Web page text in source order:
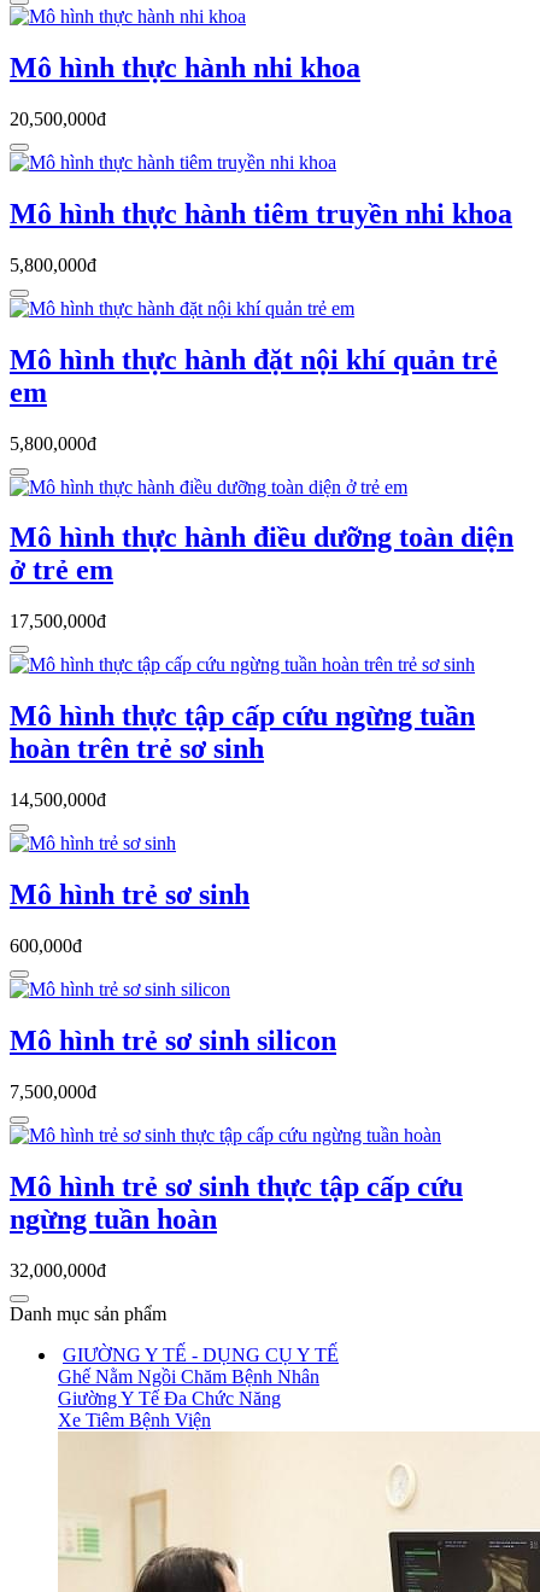
Mô hình thực hành nhi khoa
20,500,000đ
Mô hình thực hành tiêm truyền nhi khoa
5,800,000đ
Mô hình thực hành đặt nội khí quản trẻ
em
5,800,000đ
Mô hình thực hành điều dưỡng toàn diện
ở trẻ em
17,500,000đ
Mô hình thực tập cấp cứu ngừng tuần
hoàn trên trẻ sơ sinh
14,500,000đ
Mô hình trẻ sơ sinh
600,000đ
Mô hình trẻ sơ sinh silicon
7,500,000đ
Mô hình trẻ sơ sinh thực tập cấp cứu
ngừng tuần hoàn
32,000,000đ
Danh mục sản phẩm
GIƯỜNG Y TẾ - DỤNG CỤ Y TẾ
Ghế Nằm Ngồi Chăm Bệnh Nhân
Giường Y Tế Đa Chức Năng
Xe Tiêm Bệnh Viện